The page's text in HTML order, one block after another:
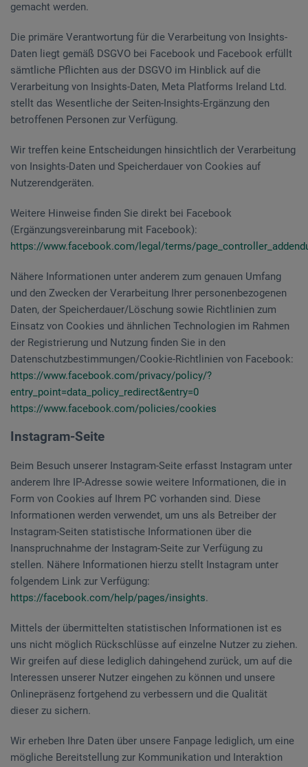
gemacht werden.
Die primäre Verantwortung für die Verarbeitung von Insights-
Daten liegt gemäß DSGVO bei Facebook und Facebook erfüllt
sämtliche Pflichten aus der DSGVO im Hinblick auf die
Verarbeitung von Insights-Daten, Meta Platforms Ireland Ltd.
stellt das Wesentliche der Seiten-Insights-Ergänzung den
betroffenen Personen zur Verfügung.
Wir treffen keine Entscheidungen hinsichtlich der Verarbeitung
von Insights-Daten und Speicherdauer von Cookies auf
Nutzerendgeräten.
Weitere Hinweise finden Sie direkt bei Facebook
(Ergänzungsvereinbarung mit Facebook):
https://www.facebook.com/legal/terms/
Nähere Informationen unter anderem zum genauen Umfang
und den Zwecken der Verarbeitung Ihrer personenbezogenen
Daten, der Speicherdauer/Löschung sowie Richtlinien zum
Einsatz von Cookies und ähnlichen Technologien im Rahmen
der Registrierung und Nutzung finden Sie in den
Datenschutzbestimmungen/Cookie-Richtlinien von Facebook:
https://www.facebook.com/privacy/policy/?
entry_point=data_policy_redirect&entry=0
https://www.facebook.com/policies/cookies
Instagram-Seite
Beim Besuch unserer Instagram-Seite erfasst Instagram unter
anderem Ihre IP-Adresse sowie weitere Informationen, die in
Form von Cookies auf Ihrem PC vorhanden sind. Diese
Informationen werden verwendet, um uns als Betreiber der
Instagram-Seiten statistische Informationen über die
Inanspruchnahme der Instagram-Seite zur Verfügung zu
stellen. Nähere Informationen hierzu stellt Instagram unter
folgendem Link zur Verfügung:
https://facebook.com/help/pages/insights.
Mittels der übermittelten statistischen Informationen ist es
uns nicht möglich Rückschlüsse auf einzelne Nutzer zu ziehen.
Wir greifen auf diese lediglich dahingehend zurück, um auf die
Interessen unserer Nutzer eingehen zu können und unsere
Onlinepräsenz fortgehend zu verbessern und die Qualität
dieser zu sichern.
Wir erheben Ihre Daten über unsere Fanpage lediglich, um eine
mögliche Bereitstellung zur Kommunikation und Interaktion